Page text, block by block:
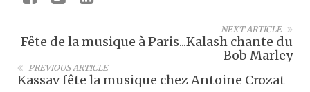
NEXT ARTICLE
Fête de la musique à Paris...Kalash chante du
Bob Marley
PREVIOUS ARTICLE
Kassav fête la musique chez Antoine Crozat